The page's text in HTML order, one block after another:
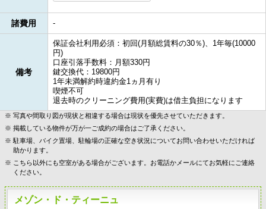
諸費用 -
備考
保証会社利用必須：初回(月額総賃料の30％)、1年毎(10000
円)
口座引落手数料：月額330円
鍵交換代：19800円
1年未満解約時違約金1ヵ月有り
喫煙不可
退去時のクリーニング費用(実費)は借主負担になります
写真や間取り図が現状と相違する場合は現状を優先させていただきます。
掲載している物件が万が一ご成約の場合はご了承ください。
駐車場、バイク置場、駐輪場の正確な空き状況についてお問い合わせいただければ
助かります。
こちら以外にも空室がある場合がございます。お電話かメールにてお気軽にご連絡
ください。
メゾン・ド・ティーニュ